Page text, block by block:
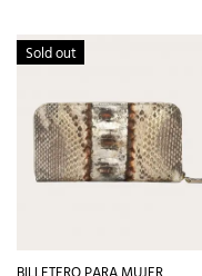
Sold out